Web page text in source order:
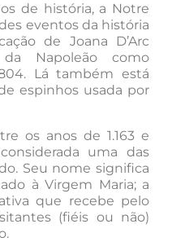
de história, a Notre
eventos da história
de Joana D’Arc
Napoleão como
Lá também está
espinhos usada por
os anos de 1.163 e
uma das
Seu nome significa
à Virgem Maria; a
que recebe pelo
(fiéis ou não)